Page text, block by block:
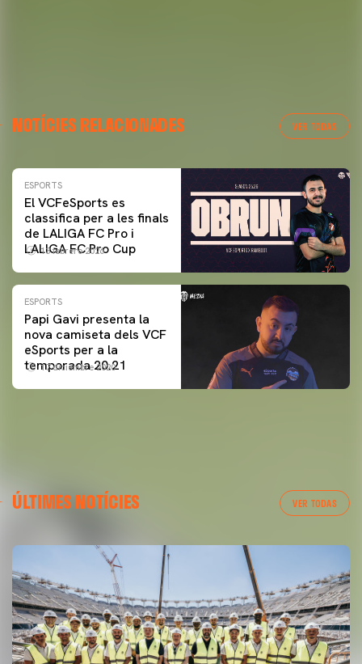
NOTÍCIES RELACIONADES VER TODAS
ESPORTS
El VCFeSports es
classifica per a les finals
de LALIGA FC Pro i
LALIGA FC Pro Cup
13 febrero 2026
ESPORTS
Papi Gavi presenta la
nova camiseta dels VCF
eSports per a la
temporada 20.21
17 diciembre 2020
ÚLTIMES NOTÍCIES VER TODAS